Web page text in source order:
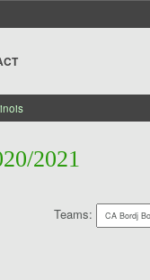
2021
Teams: